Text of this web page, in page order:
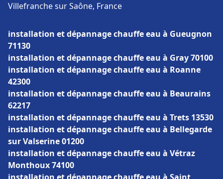
Villefranche sur Saône, France
installation et dépannage chauffe eau à Gueugnon
71130
installation et dépannage chauffe eau à Gray 70100
installation et dépannage chauffe eau à Roanne
42300
installation et dépannage chauffe eau à Beaurains
62217
installation et dépannage chauffe eau à Trets 13530
installation et dépannage chauffe eau à Bellegarde
sur Valserine 01200
installation et dépannage chauffe eau à Vétraz
Monthoux 74100